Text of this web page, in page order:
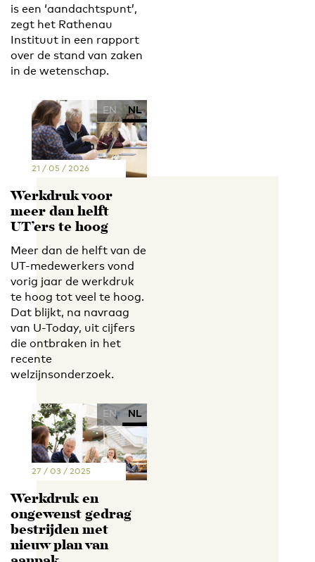
is een ‘aandachtspunt’,
zegt het Rathenau
Instituut in een rapport
over de stand van zaken
in de wetenschap.
EN NL
21 / 05 / 2026
Werkdruk voor
meer dan helft
UT’ers te hoog
Meer dan de helft van de
UT-medewerkers vond
vorig jaar de werkdruk
te hoog tot veel te hoog.
Dat blijkt, na navraag
van U-Today, uit cijfers
die ontbraken in het
recente
welzijnsonderzoek.
EN NL
27 / 03 / 2025
Werkdruk en
ongewenst gedrag
bestrijden met
nieuw plan van